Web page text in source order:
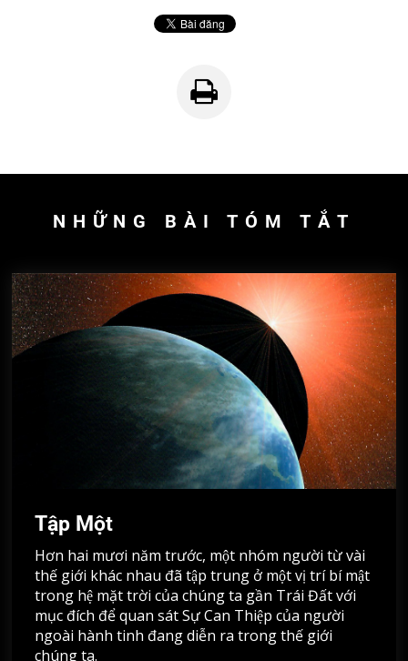
NHỮNG BÀI TÓM TẮT
Tập Một
Hơn hai mươi năm trước, một nhóm người từ vài
thế giới khác nhau đã tập trung ở một vị trí bí mật
trong hệ mặt trời của chúng ta gần Trái Đất với
mục đích để quan sát Sự Can Thiệp của người
ngoài hành tinh đang diễn ra trong thế giới
chúng ta.